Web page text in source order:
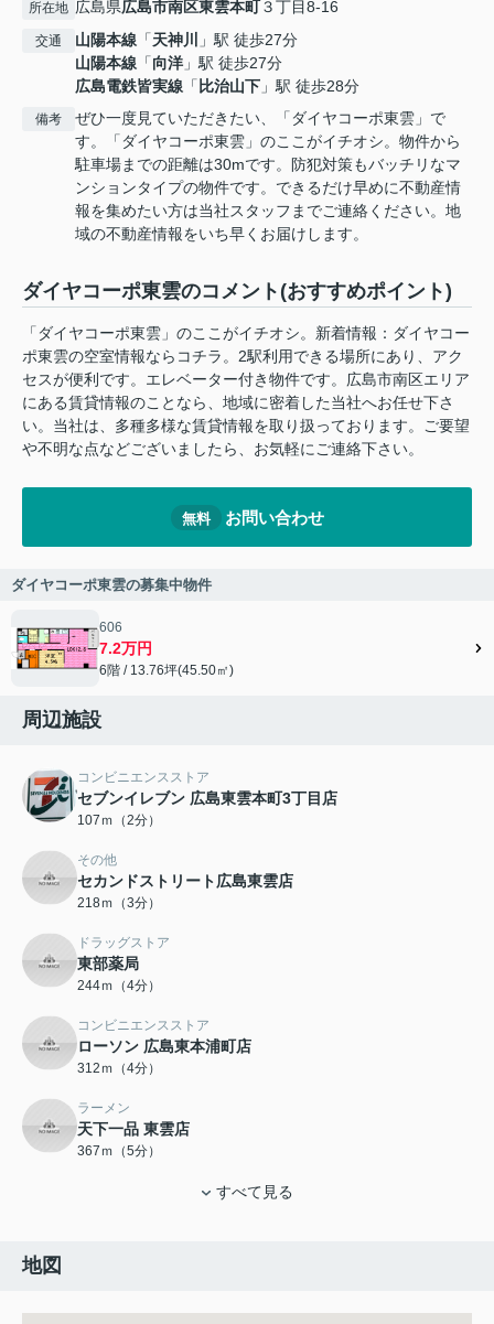
所在地 広島県広島市南区東雲本町３丁目8-16
交通 山陽本線 「天神川
」駅 徒歩27分
山陽本線 「向洋 」駅 徒歩27分
広島電鉄皆実線 「 比治山下 」駅 徒歩28分
備考
ぜひ一度見ていただきたい、「ダイヤコーポ東雲」で
す。「ダイヤコーポ東雲」のここがイチオシ。物件から
駐車場までの距離は30mです。防犯対策もバッチリなマ
ンションタイプの物件です。できるだけ早めに不動産情
報を集めたい方は当社スタッフまでご連絡ください。地
域の不動産情報をいち早くお届けします。
ダイヤコーポ東雲のコメント(おすすめポイント)
「ダイヤコーポ東雲」のここがイチオシ。新着情報：ダイヤコー
ポ東雲の空室情報ならコチラ。2駅利用できる場所にあり、アク
セスが便利です。エレベーター付き物件です。広島市南区エリア
にある賃貸情報のことなら、地域に密着した当社へお任せ下さ
い。当社は、多種多様な賃貸情報を取り扱っております。ご要望
や不明な点などございましたら、お気軽にご連絡下さい。
無料 お問い合わせ
ダイヤコーポ東雲の募集中物件
606
7.2万円
6階 / 13.76坪(45.50㎡)
周辺施設
コンビニエンスストア
セブンイレブン 広島東雲本町3丁目店
107ｍ（2分）
その他
セカンドストリート広島東雲店
218ｍ（3分）
ドラッグストア
東部薬局
244ｍ（4分）
コンビニエンスストア
ローソン 広島東本浦町店
312ｍ（4分）
ラーメン
天下一品 東雲店
367ｍ（5分）
すべて見る
地図